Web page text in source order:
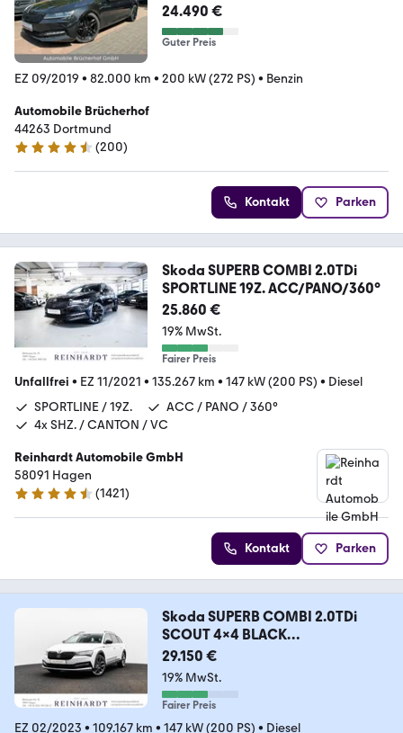
24.490 €
Guter Preis
EZ 09/2019 • 82.000 km • 200 kW (272 PS) • Benzin
Automobile Brücherhof
44263 Dortmund
4.7 Sterne
(200)
Kontakt Parken
Skoda SUPERB COMBI 2.0TDi
SPORTLINE 19Z. ACC/PANO/360°
25.860 €
19% MwSt.
Fairer Preis
Unfallfrei • EZ 11/2021 • 135.267 km • 147 kW (200 PS) • Diesel
SPORTLINE / 19Z.
ACC / PANO / 360°
4x SHZ. / CANTON / VC
Reinhardt Automobile GmbH
58091 Hagen
4.7 Sterne
(1421)
Kontakt Parken
Skoda SUPERB COMBI 2.0TDi
SCOUT 4x4 BLACK
ACC/PANO/AHK
29.150 €
19% MwSt.
Fairer Preis
EZ 02/2023 • 109.167 km • 147 kW (200 PS) • Diesel